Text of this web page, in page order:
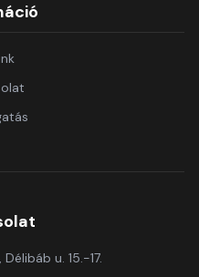
u. 15.-17.